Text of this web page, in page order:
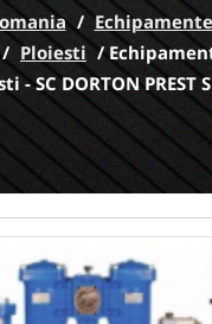
/
Ploiesti /
- SC DORTON PREST